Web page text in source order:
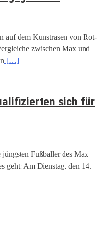
auf dem Kunstrasen von Rot-
zwischen Max und
[…]
sich für
Fußballer des Max
geht: Am Dienstag, den 14.